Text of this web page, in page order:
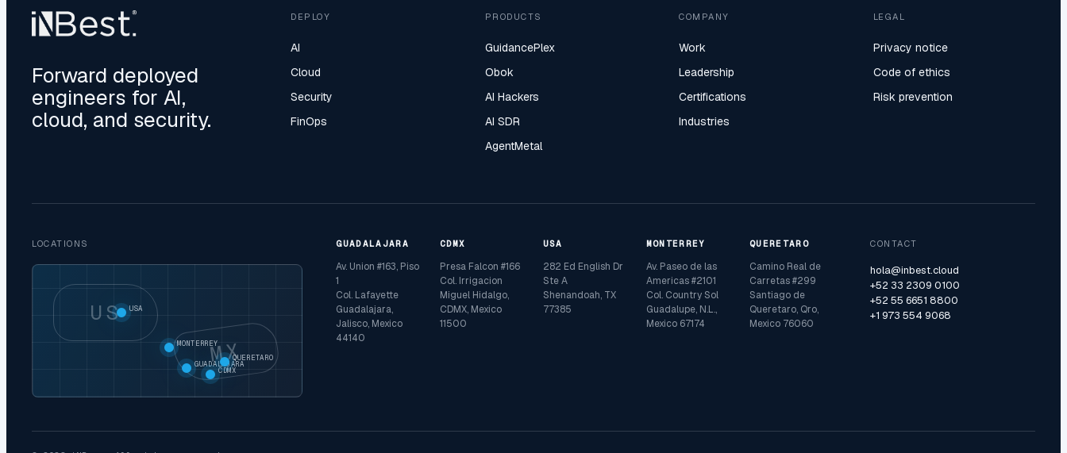
Forward deployed
engineers for AI,
cloud, and security.
DEPLOY
AI
Cloud
Security
FinOps
PRODUCTS
GuidancePlex
Obok
AI Hackers
AI SDR
AgentMetal
COMPANY
Work
Leadership
Certifications
Industries
LEGAL
Privacy notice
Code of ethics
Risk prevention
LOCATIONS
US
MX
USA
MONTERREY
GUADALAJARA
CDMX
QUERETARO
GUADALAJARA
Av. Union #163, Piso
1
Col. Lafayette
Guadalajara,
Jalisco, Mexico
44140
CDMX
Presa Falcon #166
Col. Irrigacion
Miguel Hidalgo,
CDMX, Mexico
11500
USA
282 Ed English Dr
Ste A
Shenandoah, TX
77385
MONTERREY
Av. Paseo de las
Americas #2101
Col. Country Sol
Guadalupe, N.L.,
Mexico 67174
QUERETARO
Camino Real de
Carretas #299
Santiago de
Queretaro, Qro,
Mexico 76060
CONTACT
hola@inbest.cloud
+52 33 2309 0100
+52 55 6651 8800
+1 973 554 9068